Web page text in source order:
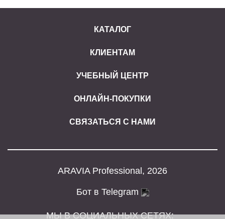
КАТАЛОГ
КЛИЕНТАМ
УЧЕБНЫЙ ЦЕНТР
ОНЛАЙН-ПОКУПКИ
СВЯЗАТЬСЯ С НАМИ
ARAVIA Professional, 2026
Бот в Telegram
МЫ В СОЦИАЛЬНЫХ СЕТЯХ: